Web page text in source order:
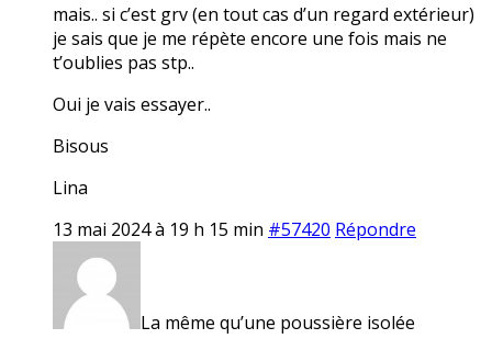
mais.. si c’est grv (en tout cas d’un regard extérieur)
je sais que je me répète encore une fois mais ne
t’oublies pas stp..
Oui je vais essayer..
Bisous
Lina
13 mai 2024 à 19 h 15 min #57420 Répondre
La même qu’une poussière isolée